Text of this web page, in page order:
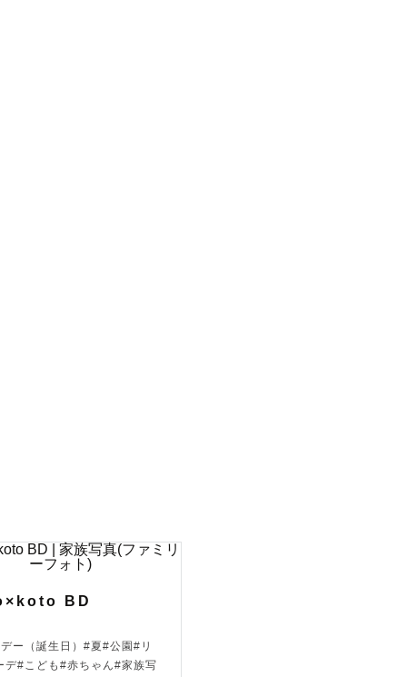
くださ
表情を切
名をいた
BD
ー（誕生日）#夏#公園#リ
デ#こども#赤ちゃん#家族写